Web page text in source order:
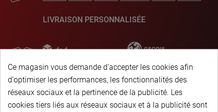
LIVRAISON PERSONNALISÉE
Ce magasin vous demande d'accepter les cookies afin
d'optimiser les performances, les fonctionnalités des
réseaux sociaux et la pertinence de la publicité. Les
cookies tiers liés aux réseaux sociaux et à la publicité sont